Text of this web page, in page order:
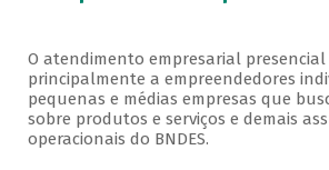
O atendimento empresarial
principalmente a empreendedores
pequenas e médias empresas que
sobre produtos e serviços e demais
operacionais do BNDES.